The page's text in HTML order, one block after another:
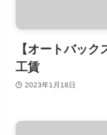
【オートバッ
工賃
2023年1月18日